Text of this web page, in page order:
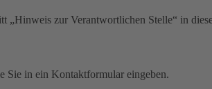
zur Verantwortlichen Stelle“ in
Sie in ein Kontaktformular eingeben.